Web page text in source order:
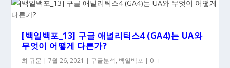
[백일백포_13] 구글 애널리틱스4 (GA4)는 UA와
무엇이 어떻게 다른가?
최 규문 |7월 26, 2021 | 구글분석, 백일백포 | 0